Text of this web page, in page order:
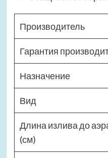
Производитель
Гарантия
Назначение
Вид
Длина излива до
(см)